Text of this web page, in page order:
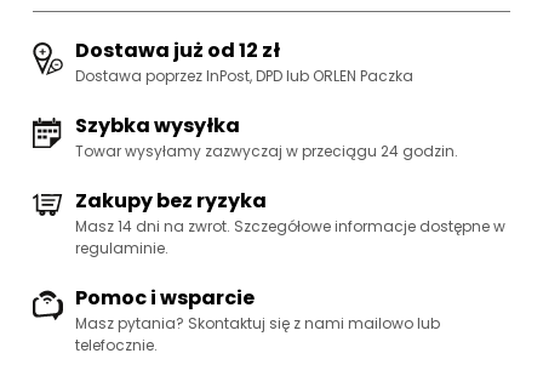
Dostawa już od 12 zł
Dostawa poprzez InPost, DPD lub ORLEN Paczka
Szybka wysyłka
Towar wysyłamy zazwyczaj w przeciągu 24 godzin.
Zakupy bez ryzyka
Masz 14 dni na zwrot. Szczegółowe informacje dostępne w
regulaminie.
Pomoc i wsparcie
Masz pytania? Skontaktuj się z nami mailowo lub
telefocznie.